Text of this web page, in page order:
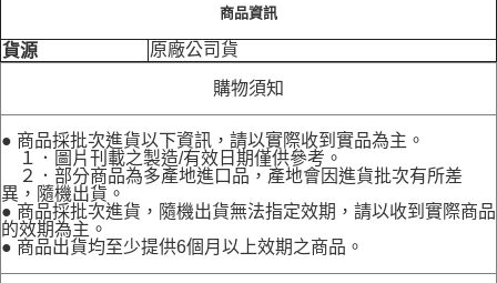
商品資訊
貨源 原廠公司貨
購物須知
● 商品採批次進貨以下資訊，請以實際收到實品為主。
１．圖片刊載之製造/有效日期僅供參考。
２．部分商品為多產地進口品，產地會因進貨批次有所差
異，隨機出貨。
● 商品採批次進貨，隨機出貨無法指定效期，請以收到實際商品
的效期為主。
● 商品出貨均至少提供6個月以上效期之商品。